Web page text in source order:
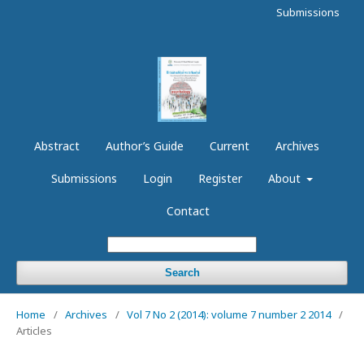
Abstract Author’s Guide Current Archives
Submissions Login Register About
Contact
Search
Submissions
Home / Archives / Vol 7 No 2 (2014): volume 7 number 2 2014 /
Articles